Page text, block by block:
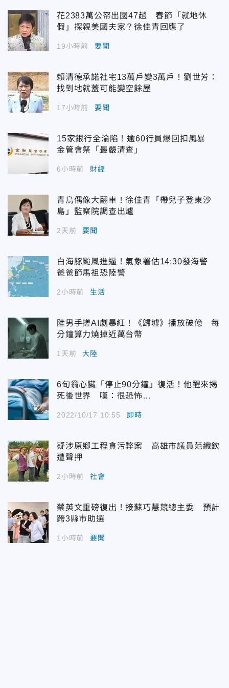
花2383萬公帑出國47趟 春節「就地休
假」探親美國夫家？徐佳青回應了
19小時前 要聞
賴清德承諾社宅13萬戶變3萬戶！劉世芳：
找到地就蓋可能變空餘屋
17小時前 要聞
15家銀行全淪陷！逾60行員爆回扣風暴
金管會祭「最嚴清查」
6小時前 財經
青鳥偶像大翻車！徐佳青「帶兒子登東沙
島」監察院調查出爐
2天前 要聞
白海豚颱風進逼！氣象署估14:30發海警
爸爸節馬祖恐陸警
2小時前 生活
陸男手搓AI劇暴紅！《歸墟》播放破億 每
分鐘算力燒掉近萬台幣
1天前 大陸
6旬翁心臟「停止90分鐘」復活！他醒來揭
死後世界 嘆：很恐怖…
2022/10/17 10:55 即時
疑涉原鄉工程貪污弊案 高雄市議員范織欽
遭聲押
2小時前 社會
蔡英文重磅復出！接蘇巧慧競總主委 預計
跨3縣市助選
1小時前 要聞